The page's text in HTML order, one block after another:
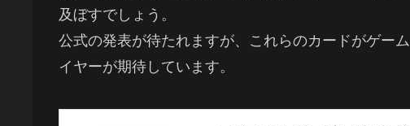
及ぼすでしょう。
公式の発表が待たれますが、これらのカードがゲー
イヤーが期待しています。